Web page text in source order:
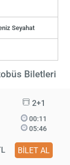
Seyahat
Biletleri
2+1
00:11
05:46
BİLET AL